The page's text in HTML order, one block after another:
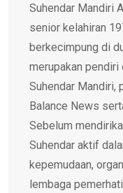
Suhendar Mandiri
senior kelahiran
berkecimpung di
merupakan
Suhendar Mandiri,
Balance News
Sebelum
Suhendar aktif
kepemudaan,
lembaga